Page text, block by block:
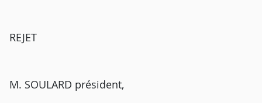
REJET
M. SOULARD président,